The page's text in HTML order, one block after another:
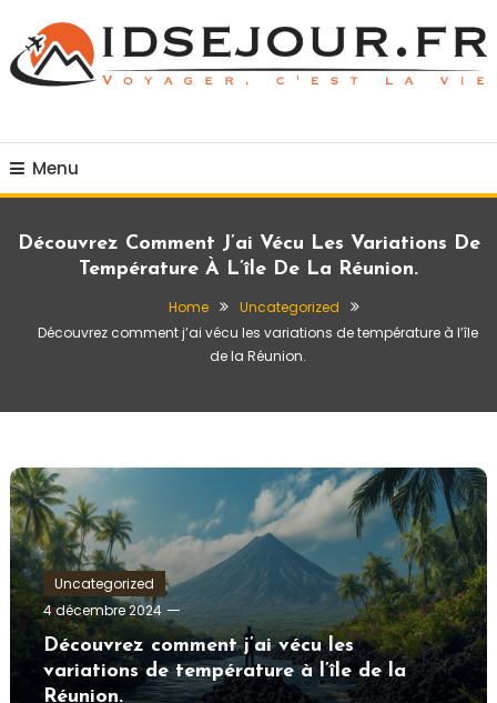
Content
Menu
Découvrez Comment J’ai Vécu Les Variations De
Température À L’île De La Réunion.
Home
Uncategorized
Découvrez comment j’ai vécu les variations de température à l’île
de la Réunion.
Uncategorized
4 décembre 2024
Tom.Vidal.46
Découvrez comment j’ai vécu les
variations de température à l’île de la
Réunion.